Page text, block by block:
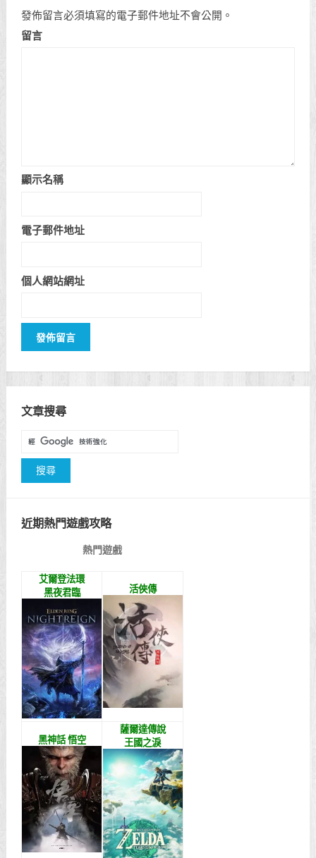
發佈留言必須填寫的電子郵件地址不會公開。
留言
顯示名稱
電子郵件地址
個人網站網址
文章搜尋
近期熱門遊戲攻略
熱門遊戲
艾爾登法環
黑夜君臨
活俠傳
黑神話 悟空
薩爾達傳說
王國之淚